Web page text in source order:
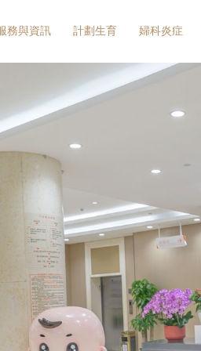
務與資訊 計劃生育 婦科炎症